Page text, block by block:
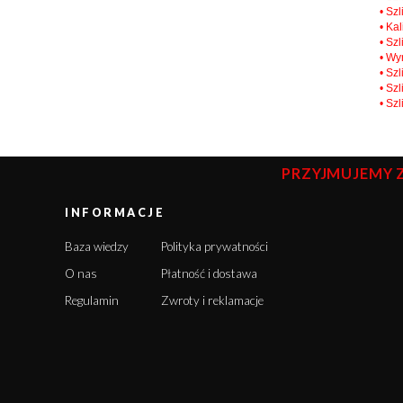
•
•
•
•
•
•
•
PRZYJMUJEMY
INFORMACJE
Baza wiedzy
O nas
Regulamin
Polityka prywatności
Płatność i dostawa
Zwroty i reklamacje